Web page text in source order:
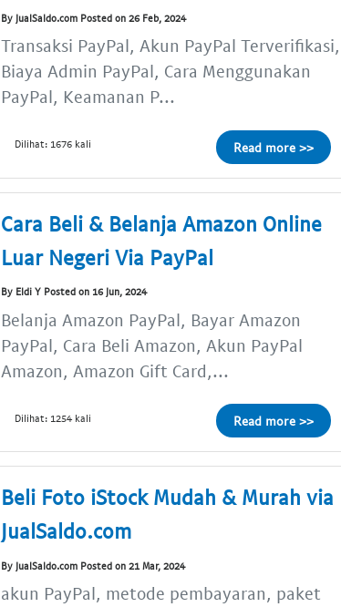
By JualSaldo.com Posted on 26 Feb, 2024
Transaksi PayPal, Akun PayPal Terverifikasi,
Biaya Admin PayPal, Cara Menggunakan
PayPal, Keamanan P...
Dilihat: 1676 kali Read more >>
Cara Beli & Belanja Amazon Online
Luar Negeri Via PayPal
By Eldi Y Posted on 16 Jun, 2024
Belanja Amazon PayPal, Bayar Amazon
PayPal, Cara Beli Amazon, Akun PayPal
Amazon, Amazon Gift Card,...
Dilihat: 1254 kali Read more >>
Beli Foto iStock Mudah & Murah via
JualSaldo.com
By JualSaldo.com Posted on 21 Mar, 2024
akun PayPal, metode pembayaran, paket